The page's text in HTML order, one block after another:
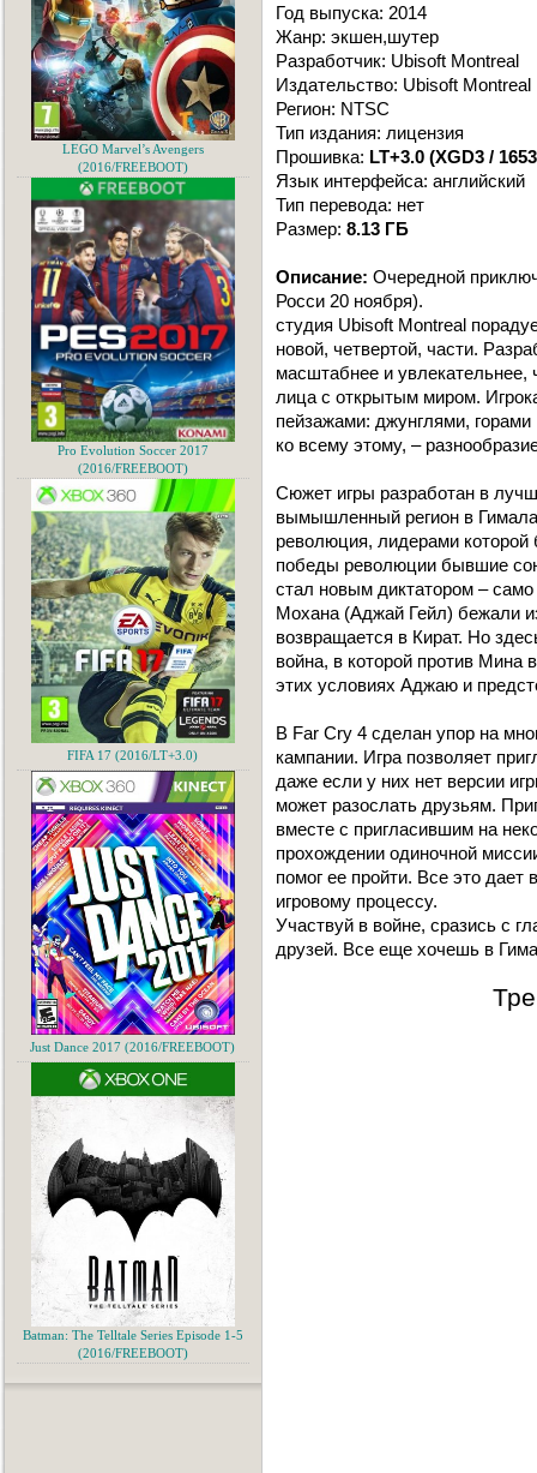
Год выпуска: 2014
Жанр: экшен,шутер
Разработчик: Ubisoft Montreal
Издательство: Ubisoft Montreal
Регион: NTSC
Тип издания: лицензия
Прошивка: LT+3.0 (XGD3 /
Язык интерфейса: английский
Тип перевода: нет
Размер: 8.13 ГБ
Описание: Очередной
Росси 20 ноября).
студия Ubisoft Montreal
новой, четвертой, части.
масштабнее и
лица с открытым миром.
пейзажами: джунглями,
ко всему этому, –
Сюжет игры разработан в
вымышленный регион в
революция, лидерами
победы революции бывшие
стал новым диктатором –
Мохана (Аджай Гейл) бежали
возвращается в Кират. Но
война, в которой против Мина
этих условиях Аджаю и
В Far Cry 4 сделан упор на
кампании. Игра позволяет
даже если у них нет версии
может разослать друзьям.
вместе с пригласившим на
прохождении одиночной
помог ее пройти. Все это дает
игровому процессу.
Участвуй в войне, сразись с
друзей. Все еще хочешь в
LEGO Marvel’s Avengers
(2016/FREEBOOT)
Pro Evolution Soccer 2017
(2016/FREEBOOT)
FIFA 17 (2016/LT+3.0)
Just Dance 2017 (2016/FREEBOOT)
Batman: The Telltale Series Episode 1-5
(2016/FREEBOOT)